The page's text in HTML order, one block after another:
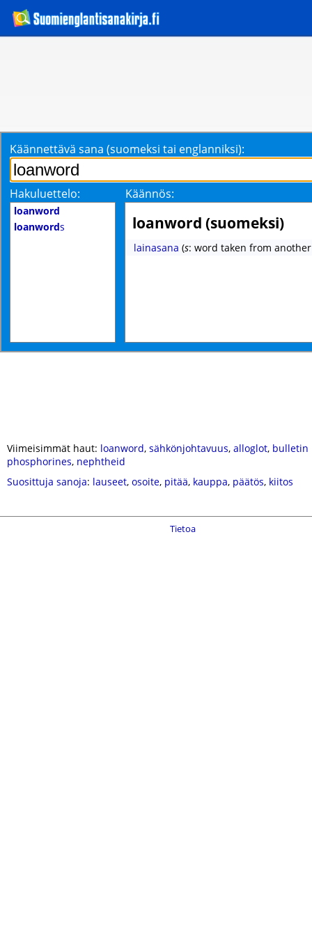
Käännettävä sana (suomeksi tai englanniksi):
Hakuluettelo: Käännös:
loanword
loanwords loanword (suomeksi)
lainasana (s: word taken from
Viimeisimmät haut: loanword, sähkönjohtavuus, alloglot, bulletin
phosphorines, nephtheid
Suosittuja sanoja: lauseet, osoite, pitää, kauppa, päätös, kiitos
Tietoa